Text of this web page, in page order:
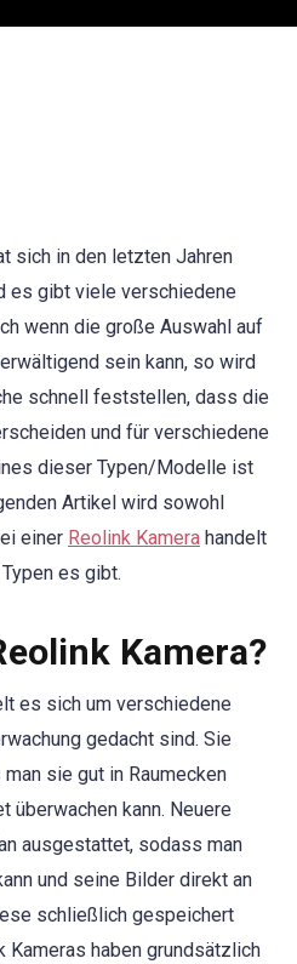
sich in den letzten Jahren
es gibt viele verschiedene
wenn die große Auswahl auf
sein kann, so wird
schnell feststellen, dass die
und für verschiedene
dieser Typen/Modelle ist
Artikel wird sowohl
einer Reolink Kamera handelt
es gibt.
Kamera?
es sich um verschiedene
gedacht sind. Sie
sie gut in Raumecken
überwachen kann. Neuere
ausgestattet, sodass man
und seine Bilder direkt an
schließlich gespeichert
Kameras haben grundsätzlich